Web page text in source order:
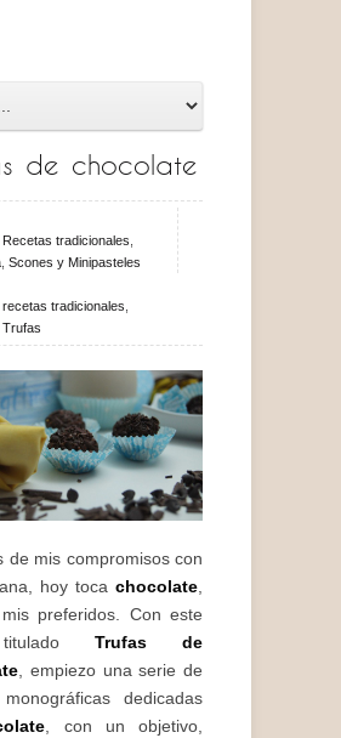
de chocolate
Recetas tradicionales,
, Scones y Minipasteles
recetas tradicionales,
Trufas
de mis compromisos con
hoy toca chocolate
preferidos. Con este
Trufas de
, empiezo una serie de
dedicadas
, con un objetivo,